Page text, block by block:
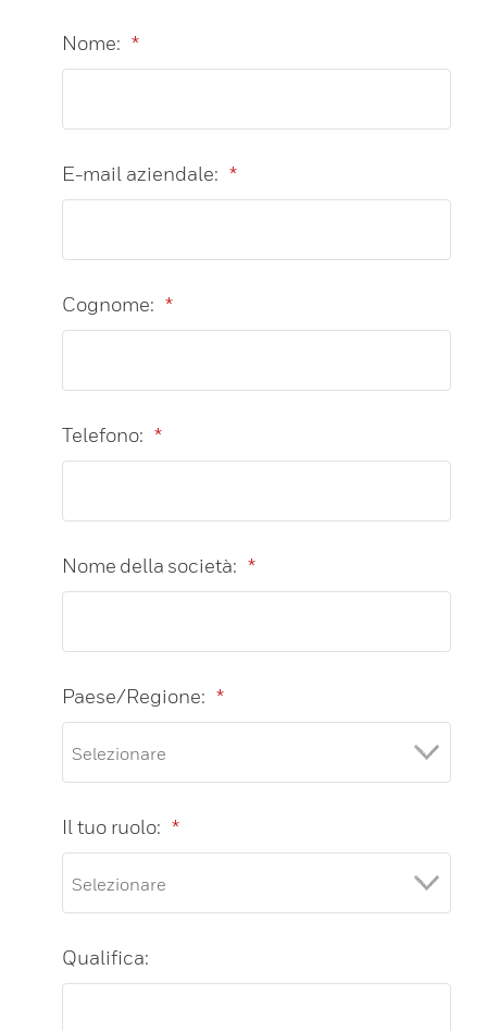
*
Nome:
*
E-mail aziendale:
*
Cognome:
*
Telefono:
*
Nome della società:
*
Paese/Regione:
*
Il tuo ruolo:
Qualifica: